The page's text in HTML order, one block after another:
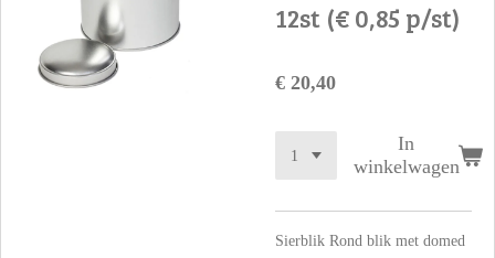
12st (€ 0,85 p/st)
€ 20,40
In
winkelwagen
Sierblik Rond blik met domed